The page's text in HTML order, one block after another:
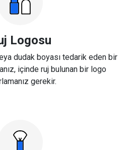
Logosu
dudak boyası tedarik eden bir
içinde ruj bulunan bir logo
gerekir.